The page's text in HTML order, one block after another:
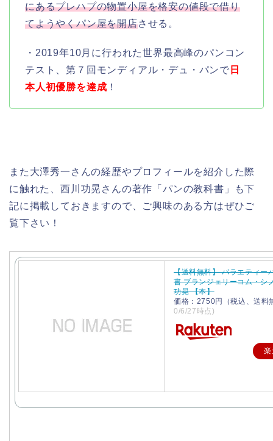
にあるプレハプの物置小屋を格安の値段で借り
てようやくパン屋を開店させる。
・2019年10月に行われた世界最高峰のパンコン
テスト、第７回モンディアル・デュ・パンで 日
本人初優勝を達成 ！
また大澤秀一さんの経歴やプロフィールを紹介した際
に触れた、西川功晃さんの著作「パンの教科書」も下
記に掲載しておきますので、ご興味のある方はぜひご
覧下さい！
【送料無料】 バラエティー
書 ブランジェリーコム・シ
功晃 【本】
価格：2750円（税込、送料
0/6/27時点)